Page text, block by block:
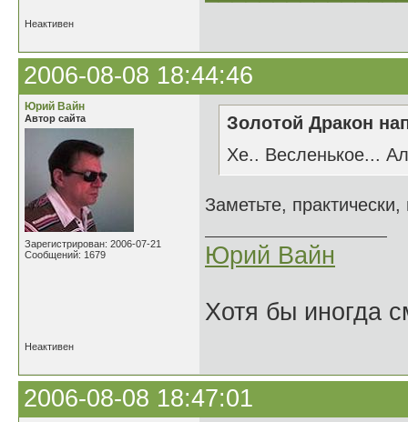
Неактивен
2006-08-08 18:44:46
Юрий Вайн
Автор сайта
Зарегистрирован: 2006-07-21
Сообщений: 1679
Золотой Дракон
Хе.. Весленькое...
Заметьте,
Юрий Вайн
Хотя бы иногда
Неактивен
2006-08-08 18:47:01